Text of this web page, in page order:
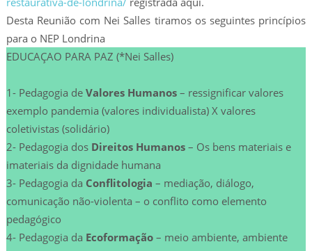
Desta Reunião com Nei Salles tiramos os seguintes princípios
para o NEP Londrina
EDUCAÇAO PARA PAZ (*Nei Salles)
1- Pedagogia de Valores Humanos– ressignificar valores
exemplo pandemia (valores individualista) X valores
coletivistas (solidário)
2- Pedagogia dos Direitos Humanos– Os bens materiais e
imateriais da dignidade humana
3- Pedagogia da Conflitologia – mediação, diálogo,
comunicação não-violenta – o conflito como elemento
pedagógico
4- Pedagogia da Ecoformação– meio ambiente, ambiente